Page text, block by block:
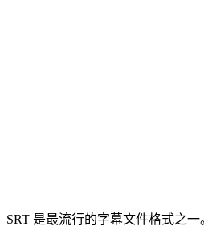
SRT 是最流行的字幕文件格式之